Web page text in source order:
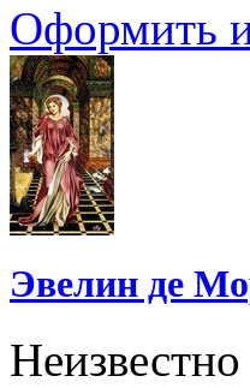
Оформить и
Эвелин де
Неизвестно